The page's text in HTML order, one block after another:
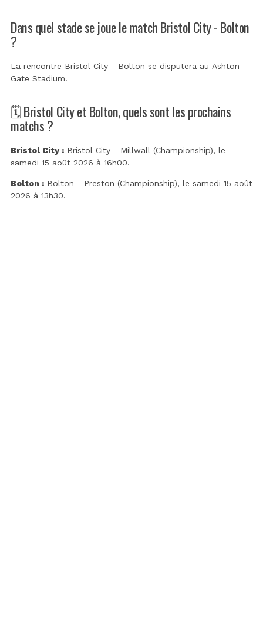
Dans quel stade se joue le match Bristol City - Bolton
?
La rencontre Bristol City - Bolton se disputera au Ashton
Gate Stadium.
🗓️ Bristol City et Bolton, quels sont les prochains
matchs ?
Bristol City : Bristol City - Millwall (Championship), le
samedi 15 août 2026 à 16h00.
Bolton : Bolton - Preston (Championship), le samedi 15 août
2026 à 13h30.